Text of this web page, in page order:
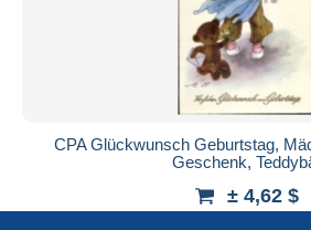
CPA Glückwunsch Geburtstag,
Geschenk,
± 4,62 $